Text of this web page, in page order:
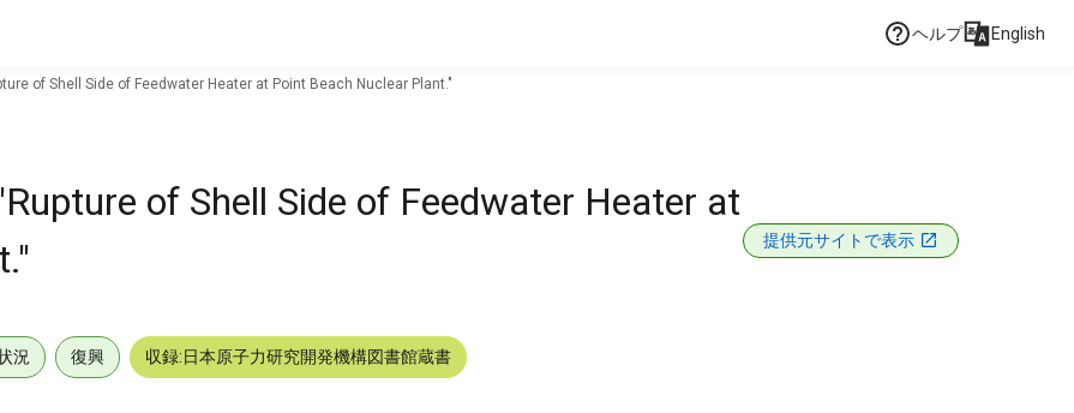
ヘルプ English
of Shell Side of Feedwater Heater at Point Beach Nuclear Plant."
of Shell Side of Feedwater Heater at
提供元サイトで表示
況 復興 収録:日本原子力研究開発機構図書館蔵書